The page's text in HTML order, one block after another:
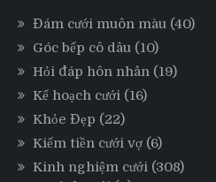
Đám cưới muôn màu (40)
Góc bếp cô dâu (10)
Hỏi đáp hôn nhân (19)
Kế hoạch cưới (16)
Khỏe Đẹp (22)
Kiếm tiền cưới vợ (6)
Kinh nghiệm cưới (308)